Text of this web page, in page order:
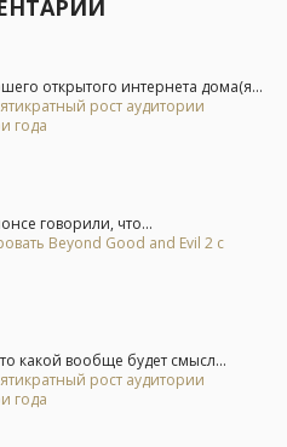
открытого интернета дома(я...
рост аудитории
года
говорили, что...
Beyond Good and Evil 2 с
какой вообще будет смысл...
рост аудитории
года